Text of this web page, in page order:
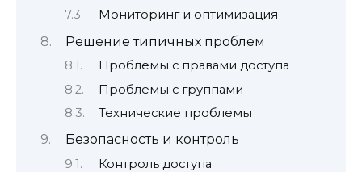
Мониторинг и оптимизация
Решение типичных проблем
Проблемы с правами доступа
Проблемы с группами
Технические проблемы
Безопасность и контроль
Контроль доступа